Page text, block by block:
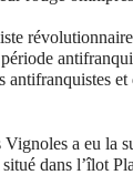
et
a eu la
dans l’îlot